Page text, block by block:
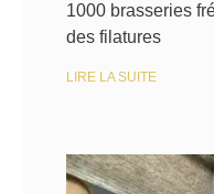
1000 brasseries
des filatures
LIRE LA SUITE